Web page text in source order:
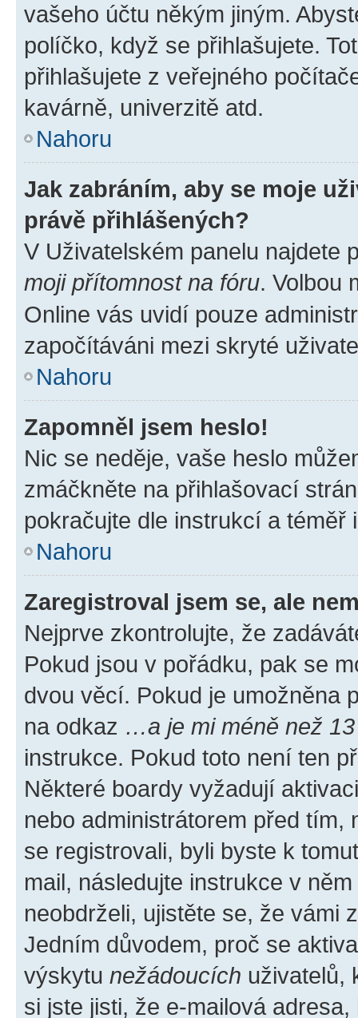
vašeho účtu někým jiným.
políčko, když se přihlašujete.
přihlašujete z veřejného
kavárně, univerzitě atd.
Nahoru
Jak zabráním, aby se moje
právě přihlášených?
V Uživatelském panelu najdete
moji přítomnost na fóru. Volbou
Online vás uvidí pouze
započítáváni mezi skryté
Nahoru
Zapomněl jsem heslo!
Nic se neděje, vaše heslo
zmáčkněte na přihlašovací
pokračujte dle instrukcí a téměř
Nahoru
Zaregistroval jsem se, ale
Nejprve zkontrolujte, že
Pokud jsou v pořádku, pak se
dvou věcí. Pokud je umožněna
na odkaz …a je mi méně než
instrukce. Pokud toto není ten
Některé boardy vyžadují
nebo administrátorem před tím,
se registrovali, byli byste k
mail, následujte instrukce v
neobdrželi, ujistěte se, že vámi
Jedním důvodem, proč se
výskytu nežádoucích uživatelů,
si jste jisti, že e-mailová